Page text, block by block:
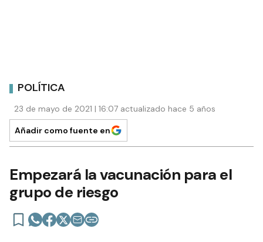
POLÍTICA
23 de mayo de 2021 | 16:07 actualizado hace 5 años
Añadir como fuente en
Empezará la vacunación para el
grupo de riesgo